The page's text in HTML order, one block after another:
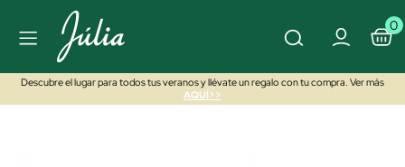
0
Descubre el lugar para todos tus veranos y llévate un regalo con tu compra. Ver más
AQUÍ>>